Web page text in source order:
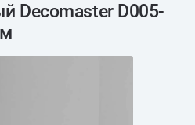
Decomaster D005-